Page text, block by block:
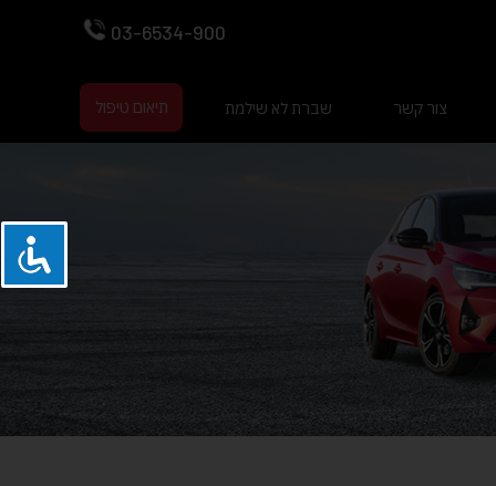
03-6534-900
צור קשר שברת לא שילמת תיאום טיפול